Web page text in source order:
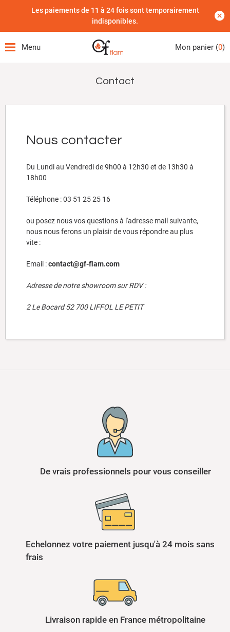
Les paiements de 11 à 24 fois sont temporairement
indisponibles.
Menu Mon panier (0)
Contact
Nous contacter
Du Lundi au Vendredi de 9h00 à 12h30 et de 13h30 à
18h00
Téléphone : 03 51 25 25 16
ou posez nous vos questions à l'adresse mail suivante,
nous nous ferons un plaisir de vous répondre au plus
vite :
Email :contact@gf-flam.com
Adresse de notre showroom sur RDV :
2 Le Bocard 52 700 LIFFOL LE PETIT
De vrais professionnels pour vous conseiller
Echelonnez votre paiement jusqu'à 24 mois sans
frais
Livraison rapide en France métropolitaine